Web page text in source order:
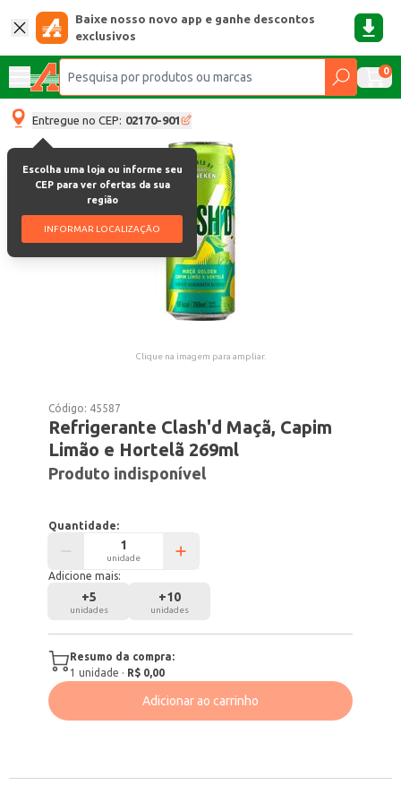
Baixe nosso novo app e ganhe descontos
exclusivos
0
Entregue no CEP: 02170-901
Escolha uma loja ou informe seu
CEP para ver ofertas da sua
região
INFORMAR LOCALIZAÇÃO
Clique na imagem para ampliar.
Código: 45587
Refrigerante Clash'd Maçã, Capim
Limão e Hortelã 269ml
Produto indisponível
Quantidade:
unidade
Adicione mais:
+5
unidades
+10
unidades
Resumo da compra:
1 unidade · R$ 0,00
Adicionar ao carrinho